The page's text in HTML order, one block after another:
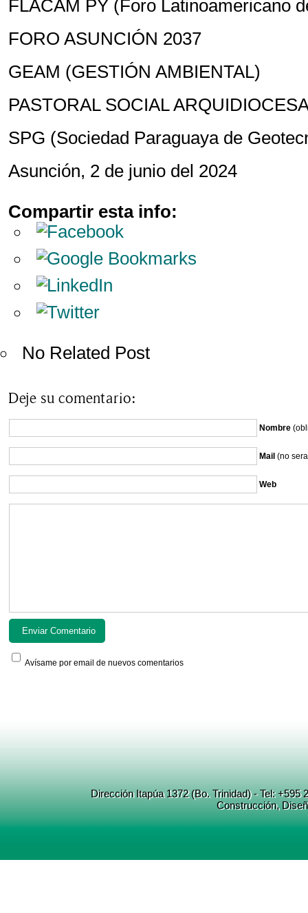
FLACAM PY (Foro Latinoamericano
FORO ASUNCIÓN 2037
GEAM (GESTIÓN AMBIENTAL)
PASTORAL SOCIAL
SPG (Sociedad Paraguaya de
Asunción, 2 de junio del 2024
Compartir esta info:
No Related Post
Deje su comentario:
Nombre
Mail (no
Web
Avísame por email de nuevos comentarios
Dirección Itapúa 1372 (Bo. Trinidad) - Tel:
Construcción,